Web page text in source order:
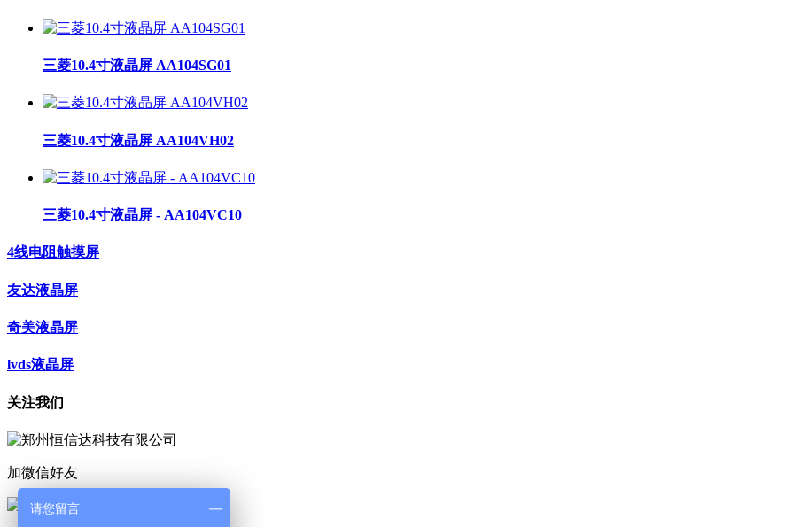
三菱10.4寸液晶屏 AA104SG01
三菱10.4寸液晶屏 AA104VH02
三菱10.4寸液晶屏 - AA104VC10
4线电阻触摸屏
友达液晶屏
奇美液晶屏
lvds液晶屏
关注我们
加微信好友
请您留言